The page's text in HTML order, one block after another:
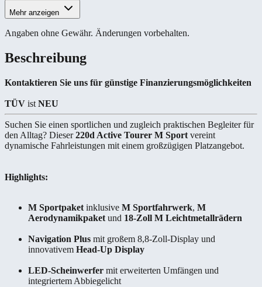
Mehr anzeigen
Angaben ohne Gewähr. Änderungen vorbehalten.
Beschreibung
Kontaktieren Sie uns für günstige Finanzierungsmöglichkeiten
TÜV ist NEU
Suchen Sie einen sportlichen und zugleich praktischen Begleiter für
den Alltag? Dieser220d Active Tourer M Sport vereint
dynamische Fahrleistungen mit einem großzügigen Platzangebot.
Highlights:
M Sportpaket inklusive M Sportfahrwerk, M
Aerodynamikpaket und 18-Zoll M Leichtmetallrädern
Navigation Plus mit großem 8,8-Zoll-Display und
innovativem Head-Up Display
LED-Scheinwerfer mit erweiterten Umfängen und
integriertem Abbiegelicht